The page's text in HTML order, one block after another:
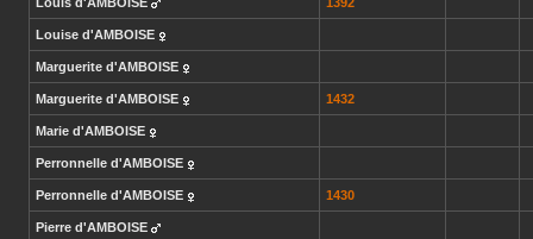
Louis d'AMBOISE 1392
Louise d'AMBOISE
Marguerite d'AMBOISE
Marguerite d'AMBOISE 1432
Marie d'AMBOISE
Perronnelle d'AMBOISE
Perronnelle d'AMBOISE 1430
Pierre d'AMBOISE